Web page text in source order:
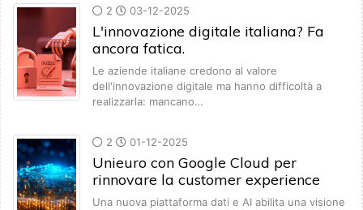
2 03-12-2025
L'innovazione digitale italiana? Fa
ancora fatica.
Le aziende italiane credono al valore
dell'innovazione digitale ma hanno difficoltà a
realizzarla: mancano…
2 01-12-2025
Unieuro con Google Cloud per
rinnovare la customer experience
Una nuova piattaforma dati e AI abilita una visione